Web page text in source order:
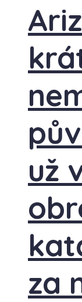
už
za